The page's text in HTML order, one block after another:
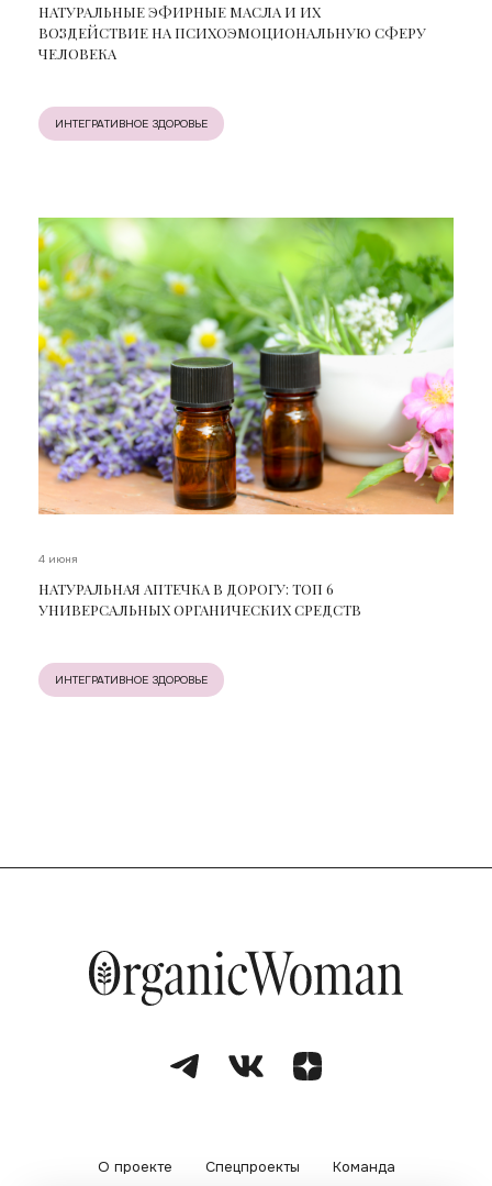
НАТУРАЛЬНЫЕ ЭФИРНЫЕ МАСЛА И ИХ
ВОЗДЕЙСТВИЕ НА ПСИХОЭМОЦИОНАЛЬНУЮ СФЕРУ
ЧЕЛОВЕКА
ИНТЕГРАТИВНОЕ ЗДОРОВЬЕ
4 июня
НАТУРАЛЬНАЯ АПТЕЧКА В ДОРОГУ: ТОП 6
УНИВЕРСАЛЬНЫХ ОРГАНИЧЕСКИХ СРЕДСТВ
ИНТЕГРАТИВНОЕ ЗДОРОВЬЕ
О проекте Спецпроекты Команда